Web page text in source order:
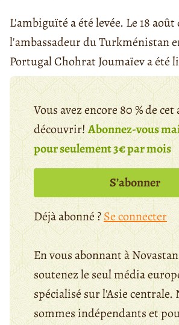
L'ambiguïté a été levée. Le 18
l'ambassadeur du Turkménistan
Portugal Chohrat Joumaïev a été
Vous avez encore 80 % de
découvrir!Abonnez-vous
pour seulement 3€ par mois
S’abonner
Déjà abonné ?Se connecter
En vous abonnant à
soutenez le seul média
spécialisé sur l'Asie centrale.
sommes indépendants et